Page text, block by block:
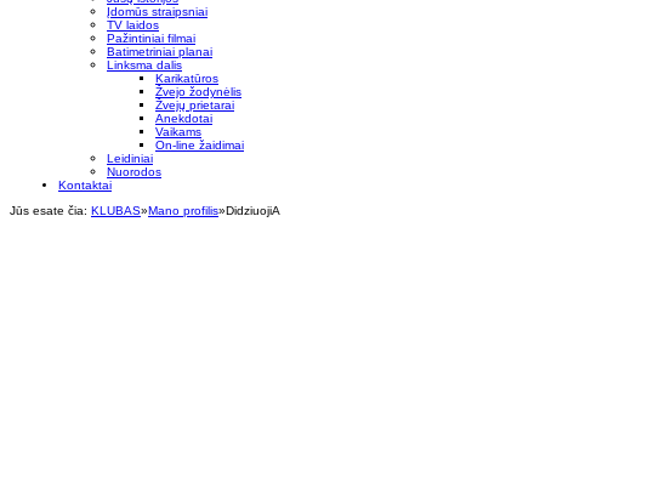
Įdomūs straipsniai
TV laidos
Pažintiniai filmai
Batimetriniai planai
Linksma dalis
Karikatūros
Žvejo žodynėlis
Žvejų prietarai
Anekdotai
Vaikams
On-line žaidimai
Leidiniai
Nuorodos
Kontaktai
Jūs esate čia: KLUBAS»Mano profilis»DidziuojiA